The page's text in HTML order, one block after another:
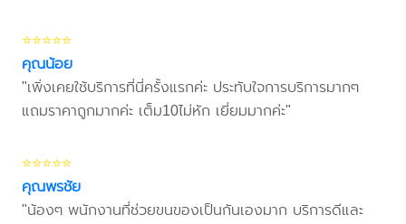
⭐⭐⭐⭐⭐
คุณน้อย
"เพิ่งเคยใช้บริการที่นี่ครั้งแรกค่ะ ประทับใจการบริการมากๆ
แถมราคาถูกมากค่ะ เต็ม10ไม่หัก เยี่ยมมากค่ะ"
⭐⭐⭐⭐⭐
คุณพรชัย
"น้องๆ พนักงานที่ช่วยขนของเป็นกันเองมาก บริการดีและ